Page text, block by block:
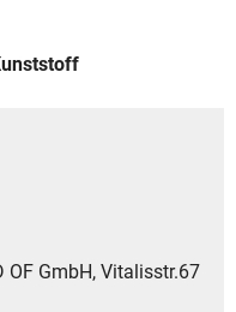
OF GmbH, Vitalisstr.67